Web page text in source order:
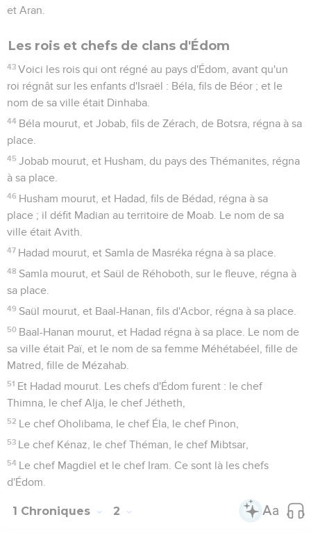
et Aran.
Les rois et chefs de clans d'Édom
43 Voici les rois qui ont régné au pays d'Édom, avant qu'un
roi régnât sur les enfants d'Israël : Béla, fils de Béor ; et le
nom de sa ville était Dinhaba.
44 Béla mourut, et Jobab, fils de Zérach, de Botsra, régna à sa
place.
45 Jobab mourut, et Husham, du pays des Thémanites, régna
à sa place.
46 Husham mourut, et Hadad, fils de Bédad, régna à sa
place ; il défit Madian au territoire de Moab. Le nom de sa
ville était Avith.
47 Hadad mourut, et Samla de Masréka régna à sa place.
48 Samla mourut, et Saül de Réhoboth, sur le fleuve, régna à
sa place.
49 Saül mourut, et Baal-Hanan, fils d'Acbor, régna à sa place.
50 Baal-Hanan mourut, et Hadad régna à sa place. Le nom de
sa ville était Paï, et le nom de sa femme Méhétabéel, fille de
Matred, fille de Mézahab.
51 Et Hadad mourut. Les chefs d'Édom furent : le chef
Thimna, le chef Alja, le chef Jétheth,
52 Le chef Oholibama, le chef Éla, le chef Pinon,
53 Le chef Kénaz, le chef Théman, le chef Mibtsar,
54 Le chef Magdiel et le chef Iram. Ce sont là les chefs
d'Édom.
1 Chroniques 2